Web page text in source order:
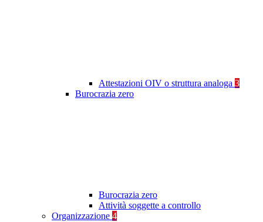
Attestazioni OIV o struttura analoga 3
Burocrazia zero
Burocrazia zero
Attività soggette a controllo
Organizzazione 4